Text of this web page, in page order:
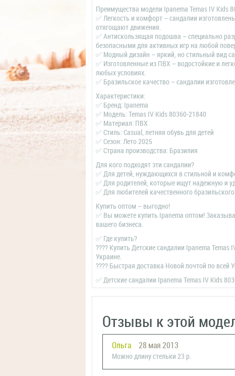
Преимущества модели Ipanema Temas IV Kids
✅ Легкость и комфорт – сандалии
отягощают движения.
✅ Антискользящая подошва – специально
безопасными для активных игр на любой
✅ Модный дизайн – яркий, но стильный вид
✅ Изготовленные из ПВХ – водостойкие и
любых условиях.
✅ Бразильское качество – сандалии
Характеристики:
✅ Бренд: Ipanema
✅ Модель: Temas IV Kids 80360-21840
✅ Материал: ПВХ
✅ Стиль: Casual, летняя обувь для детей
✅ Сезон: Лето 2025
✅ Страна производства: Бразилия
Для кого подходят эти сандалии?
✅ Для детей, нуждающихся в стильной и
✅ Для родителей, которые ищут надежную и
✅ Для любителей качественного
Купить оптом – выгодно!
✅ Вы можете купить Ipanema оптом!
вашего бизнеса.
✅ Где купить?
???? Купить Детские сандалии Ipanema
Украине.
???? Быстрая доставка Новой почтой по всей
✅ Детские сандалии Ipanema Temas IV Kids
Отзывы к этой
Ольга 28 мая 2013
Можно длину стельки 23 р.